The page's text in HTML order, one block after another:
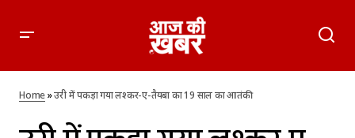
उरी में पकड़ा गया लश्कर-ए-तैयबा का 19 साल का आतंकी
Home»उरी में पकड़ा गया लश्कर-ए-तैयबा का 19 साल का आतंकी